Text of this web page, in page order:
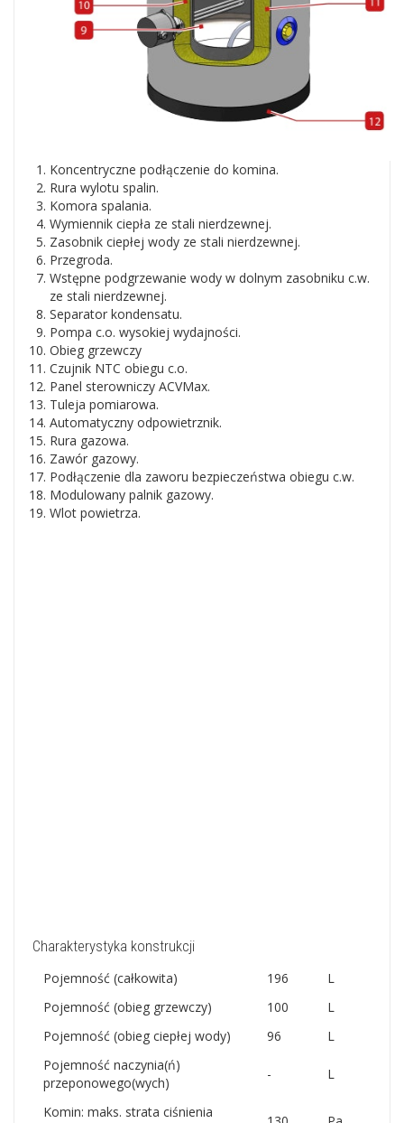
Koncentryczne podłączenie do komina.
Rura wylotu spalin.
Komora spalania.
Wymiennik ciepła ze stali nierdzewnej.
Zasobnik ciepłej wody ze stali nierdzewnej.
Przegroda.
Wstępne podgrzewanie wody w dolnym zasobniku c.w.
ze stali nierdzewnej.
Separator kondensatu.
Pompa c.o. wysokiej wydajności.
Obieg grzewczy
Czujnik NTC obiegu c.o.
Panel sterowniczy ACVMax.
Tuleja pomiarowa.
Automatyczny odpowietrznik.
Rura gazowa.
Zawór gazowy.
Podłączenie dla zaworu bezpieczeństwa obiegu c.w.
Modulowany palnik gazowy.
Wlot powietrza.
Charakterystyka konstrukcji
Pojemność (całkowita) 196
L
Pojemność (obieg grzewczy)
100
L
Pojemność (obieg ciepłej wody)
96
L
Pojemność naczynia(ń)
przeponowego(wych)
- L
Komin: maks. strata ciśnienia